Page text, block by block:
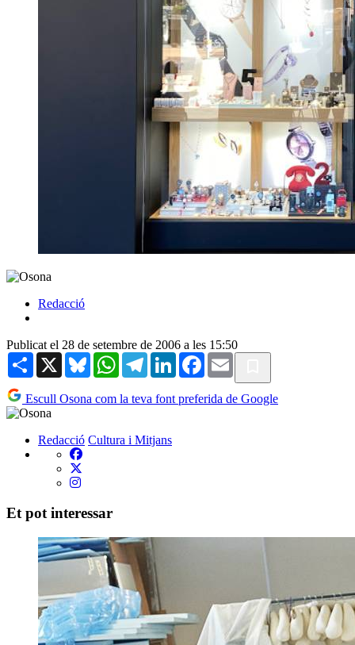
Redacció
Publicat el 28 de setembre de 2006 a les 15:50
Share X BlueskyWhatsAppTelegramLinkedInFacebook
Email
Escull Osona com la teva font preferida de Google
Redacció Cultura i Mitjans
Et pot interessar